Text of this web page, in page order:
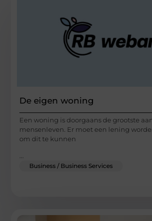
De eigen woning
Een woning is doorgaans de grootste
mensenleven. Er moet een lening
om dit te kunnen
Business / Business Services